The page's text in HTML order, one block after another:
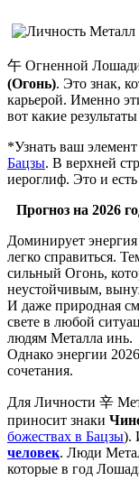
午 Огненной
(Огонь). Это знак,
карьерой. Именно
вот какие
*Узнать ваш
Бацзы. В верхней
иероглиф. Это и
Прогноз на 2026
Доминирует
легко справиться.
сильный Огонь,
неустойчивым,
И даже природная
свете в любой
людям Металла инь.
Однако энергии
сочетания.
Для Личности 辛
приносит знаки
божествах в Бацзы).
человек. Люди
которые в год